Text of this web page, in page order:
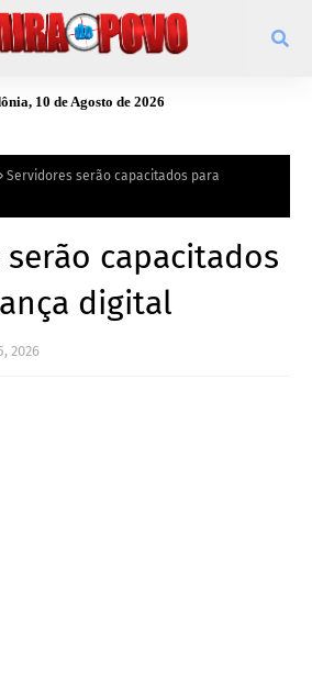
10 de Agosto de 2026
Servidores serão capacitados para
capacitados
digital
2026